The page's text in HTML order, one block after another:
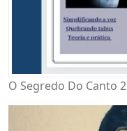
O Segredo Do Canto